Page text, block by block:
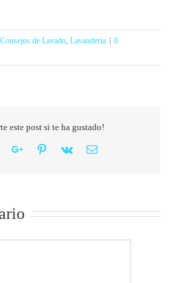
Consejos de Lavado, Lavandería
0
este post si te ha gustado!
TumblrGoogle+Pinterest
Vk Email